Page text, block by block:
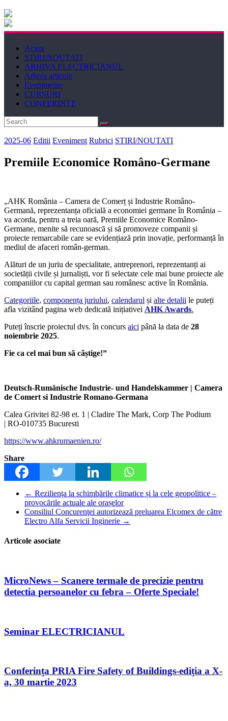
Electricianul
Revista
Electricianul
Acasa
STIRI/NOUTATI
ARHIVA ELECTRICIANUL
Arhiva articole
Evenimente
CURSURI
CONFERINTE
2025-06 Editii Eveniment Rubrici STIRI/NOUTATI
Premiile Economice Româno-Germane
„AHK România – Camera de Comerț și Industrie Româno-
Germană, reprezentanța oficială a economiei germane în România –
va acorda, pentru a treia oară, Premiile Economice Româno-
Germane, menite să recunoască și să promoveze companii și
proiecte remarcabile care se evidențiază prin inovație, performanță în
mediul de afaceri român-german.
Alături de un juriu de specialitate, antreprenori, reprezentanți ai
societății civile și jurnaliști, vor fi selectate cele mai bune proiecte ale
companiilor cu capital german sau românesc active în România.
Categoriile, componența juriului, calendarul și alte detalii le puteți
afla vizitând pagina web dedicată inițiativei AHK Awards.
Puteți înscrie proiectul dvs. în concurs aici până la data de 28
noiembrie 2025.
Fie ca cel mai bun să câștige!”
Deutsch-Rumänische Industrie- und Handelskammer | Camera
de Comert si Industrie Romano-Germana
Calea Grivitei 82-98 et. 1 | Cladire The Mark, Corp The Podium
| RO-010735 Bucuresti
https://www.ahkrumaenien.ro/
Share
← Reziliența la schimbările climatice și la cele geopolitice –
provocările actuale ale orașelor
Consiliul Concurenţei autorizează preluarea Elcomex de către
Electro Alfa Servicii Inginerie →
Articole asociate
MicroNews – Scanere termale de precizie pentru
detectia persoanelor cu febra – Oferte Speciale!
Seminar ELECTRICIANUL
Conferința PRIA Fire Safety of Buildings-ediția a X-
a, 30 martie 2023